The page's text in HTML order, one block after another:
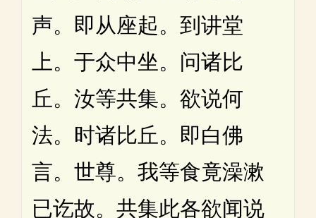
声。即从座起。到讲堂
上。于众中坐。问诸比
丘。汝等共集。欲说何
法。时诸比丘。即白佛
言。世尊。我等食竟澡漱
已讫故。共集此各欲闻说